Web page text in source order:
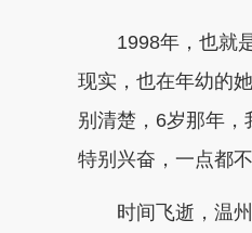
1998年，也就是
现实，也在年幼的
别清楚，6岁那年
特别兴奋，一点都不
时间飞逝，温州